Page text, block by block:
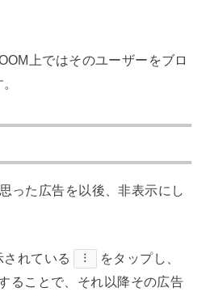
上ではそのユーザーをブロ
った広告を以後、非表示にし
れている ︙ をタップし、
ることで、それ以降その広告